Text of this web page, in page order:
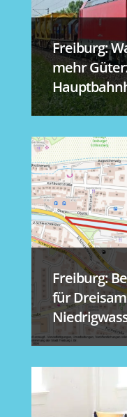
Freiburg:
mehr
Freiburg:
für